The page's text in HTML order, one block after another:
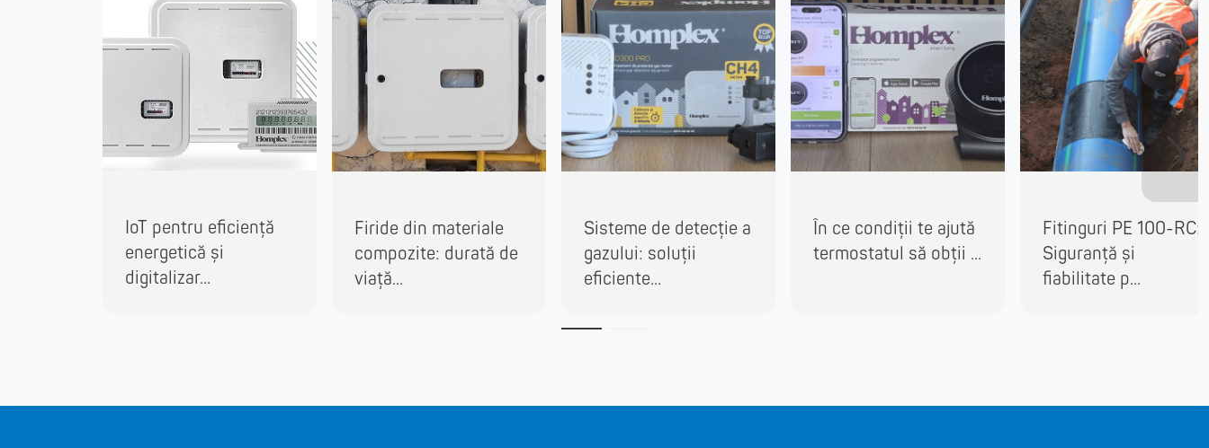
IoT pentru eficiență
energetică și
digitalizar...
Firide din materiale
compozite: durată de
viață...
Sisteme de detecție a
gazului: soluții
eficiente...
În ce condiții te ajută
termostatul să obții ...
Fitinguri PE 100-RC:
Siguranță și
fiabilitate p...